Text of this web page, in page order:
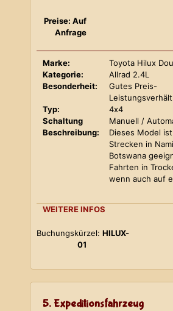
Preise: Auf
Anfrage
Marke:
Toyota Hilux
Kategorie:
Allrad 2.4L
Besonderheit:
Gutes Preis-
Typ:
4x4
Schaltung
Manuell /
Beschreibung:
Dieses Model
Strecken in
Botswana
Fahrten in
wenn auch auf
WEITERE INFOS
Buchungskürzel: HILUX-
01
5. Expeditionsfahrzeug